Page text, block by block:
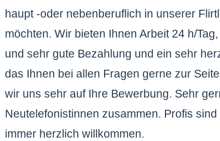
haupt -oder nebenberuflich in unserer
möchten. Wir bieten Ihnen Arbeit 24 h/
und sehr gute Bezahlung und ein sehr
das Ihnen bei allen Fragen gerne zur
wir uns sehr auf Ihre Bewerbung. Sehr
Neutelefonistinnen zusammen. Profis
immer herzlich willkommen.